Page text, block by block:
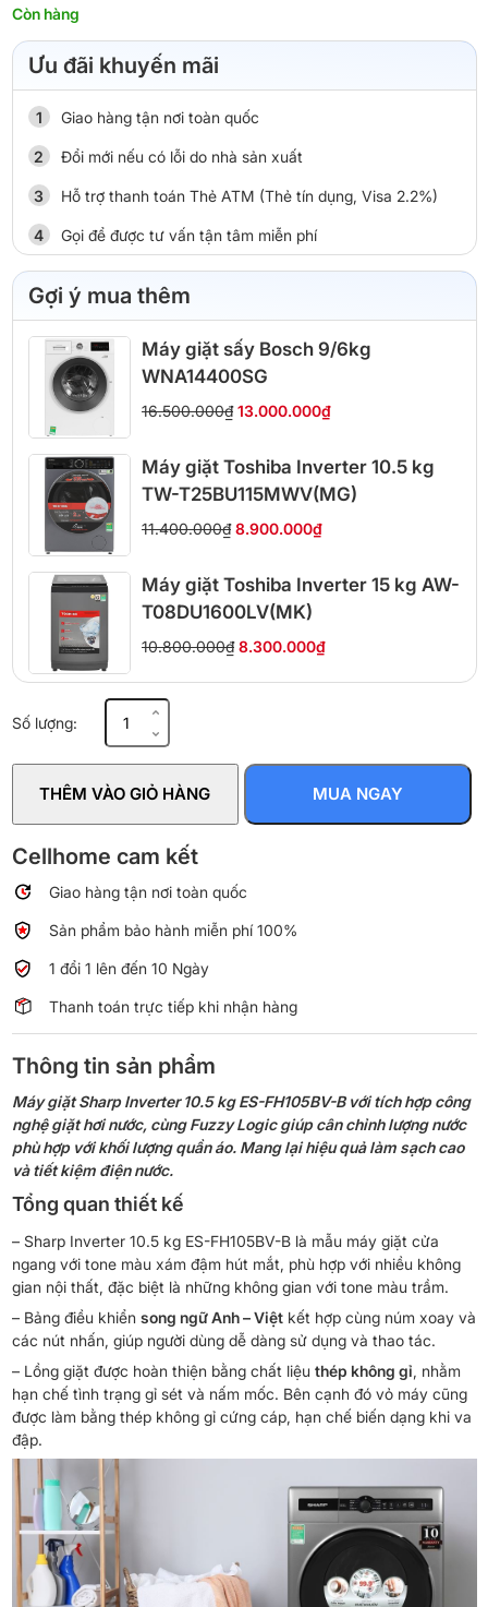
Còn hàng
Ưu đãi khuyến mãi
Giao hàng tận nơi toàn quốc
Đổi mới nếu có lỗi do nhà sản xuất
Hỗ trợ thanh toán Thẻ ATM (Thẻ tín dụng, Visa 2.2%)
Gọi để được tư vấn tận tâm miễn phí
Gợi ý mua thêm
Máy giặt sấy Bosch 9/6kg
WNA14400SG
16.500.000₫ 13.000.000₫
Máy giặt Toshiba Inverter 10.5 kg
TW-T25BU115MWV(MG)
11.400.000₫ 8.900.000₫
Máy giặt Toshiba Inverter 15 kg AW-
T08DU1600LV(MK)
10.800.000₫ 8.300.000₫
Số lượng:
Máy
giặt
10.5
kg
FH105BV-
B
lượng
THÊM VÀO GIỎ HÀNG MUA NGAY
Cellhome cam kết
Giao hàng tận nơi toàn quốc
Sản phẩm bảo hành miễn phí 100%
1 đổi 1 lên đến 10 Ngày
Thanh toán trực tiếp khi nhận hàng
Thông tin sản phẩm
Máy giặt Sharp Inverter 10.5 kg ES-FH105BV-B với tích hợp công
nghệ giặt hơi nước, cùng Fuzzy Logic giúp cân chỉnh lượng nước
phù hợp với khối lượng quần áo. Mang lại hiệu quả làm sạch cao
và tiết kiệm điện nước.
Tổng quan thiết kế
– Sharp Inverter 10.5 kg ES-FH105BV-B là mẫu máy giặt cửa
ngang với tone màu xám đậm hút mắt, phù hợp với nhiều không
gian nội thất, đặc biệt là những không gian với tone màu trầm.
– Bảng điều khiển song ngữ Anh – Việtkết hợp cùng núm xoay và
các nút nhấn, giúp người dùng dễ dàng sử dụng và thao tác.
– Lồng giặt được hoàn thiện bằng chất liệu thép không gỉ, nhằm
hạn chế tình trạng gỉ sét và nấm mốc. Bên cạnh đó vỏ máy cũng
được làm bằng thép không gỉ cứng cáp, hạn chế biến dạng khi va
đập.